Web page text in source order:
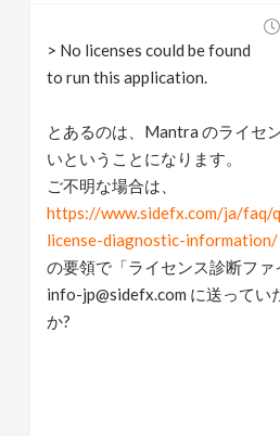
> No licenses could be found
to run this application.
とあるのは、Mantra のライセ
いということになります。
ご不明な場合は、
https://www.sidefx.com/ja/faq/
license-diagnostic-information/
の要領で「ライセンス診断ファ
info-jp@sidefx.com に送ってい
か?